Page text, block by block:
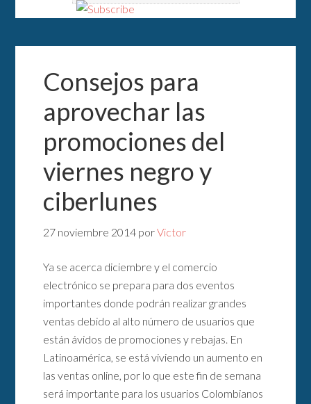
Consejos para
aprovechar las
promociones del
viernes negro y
ciberlunes
27 noviembre 2014 porVictor
Ya se acerca diciembre y el comercio
electrónico se prepara para dos eventos
importantes donde podrán realizar grandes
ventas debido al alto número de usuarios que
están ávidos de promociones y rebajas. En
Latinoamérica, se está viviendo un aumento en
las ventas online, por lo que este fin de semana
será importante para los usuarios Colombianos